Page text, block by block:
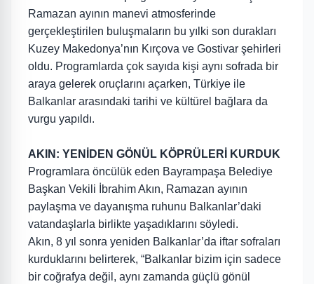
Ramazan ayının manevi atmosferinde
gerçekleştirilen buluşmaların bu yılki son durakları
Kuzey Makedonya’nın Kırçova ve Gostivar şehirleri
oldu. Programlarda çok sayıda kişi aynı sofrada bir
araya gelerek oruçlarını açarken, Türkiye ile
Balkanlar arasındaki tarihi ve kültürel bağlara da
vurgu yapıldı.
AKIN: YENİDEN GÖNÜL KÖPRÜLERİ KURDUK
Programlara öncülük eden Bayrampaşa Belediye
Başkan Vekili İbrahim Akın, Ramazan ayının
paylaşma ve dayanışma ruhunu Balkanlar’daki
vatandaşlarla birlikte yaşadıklarını söyledi.
Akın, 8 yıl sonra yeniden Balkanlar’da iftar sofraları
kurduklarını belirterek, “Balkanlar bizim için sadece
bir coğrafya değil, aynı zamanda güçlü gönül